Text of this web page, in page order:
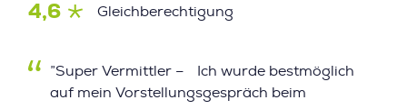
4,6 Gleichberechtigung
”Super Vermittler – Ich wurde bestmöglich
auf mein Vorstellungsgespräch beim